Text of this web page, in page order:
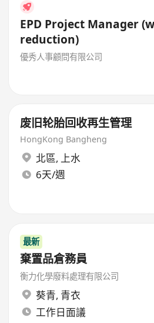
EPD Project Manager
reduction)
優秀人事顧問有限公司
废旧轮胎回收再生管理
HongKong Bangheng
北區, 上水
6天/週
最新
棄置品倉務員
衡力化學廢料處理有限公司
葵青, 青衣
工作日面議